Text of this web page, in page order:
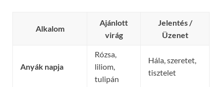
Alkalom
Ajánlott
virág
Jelentés /
Üzenet
Anyák napja
Rózsa,
liliom,
tulipán
Hála, szeretet,
tisztelet